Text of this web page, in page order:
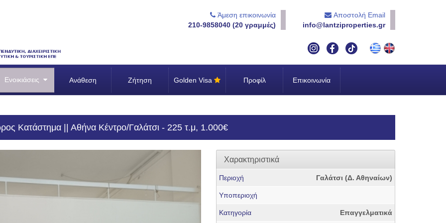
Άμεση επικοινωνία
210-9858040 (20 γραμμές)
Αποστολή Email
info@lantziproperties.gr
Ενοικιάσεις Ανάθεση Ζήτηση Golden Visa Προφίλ Επικοινωνία
Κατάστημα || Αθήνα Κέντρο/Γαλάτσι - 225 τ.μ, 1.000€
Χαρακτηριστικά
Περιοχή Γαλάτσι (Δ. Αθηναίων)
Υποπεριοχή
Κατηγορία Επαγγελματικά